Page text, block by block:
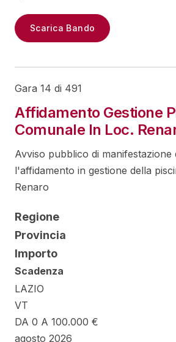
Scarica Bando
Gara 14 di 491
Affidamento Gestione
Comunale In Loc.
Avviso pubblico di manifestazione
l'affidamento in gestione della
Renaro
Regione
Provincia
Importo
Scadenza
LAZIO
VT
DA 0 A 100.000 €
agosto 2026